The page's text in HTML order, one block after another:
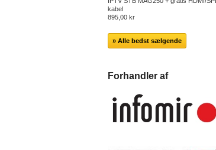
kabel
895,00 kr
» Alle bedst sælgende
Forhandler af